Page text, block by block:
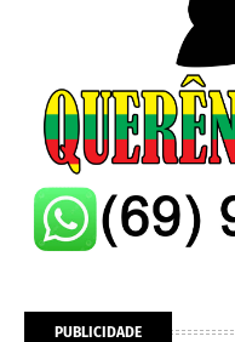
PUBLICIDADE